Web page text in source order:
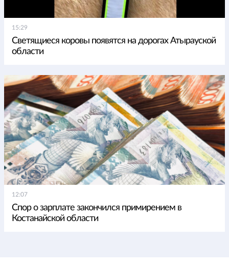
15:29
Светящиеся коровы появятся на дорогах Атырауской
области
12:07
Спор о зарплате закончился примирением в
Костанайской области